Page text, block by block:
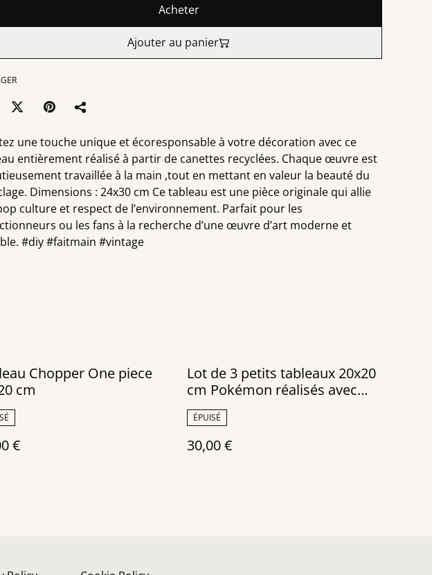
Acheter
Ajouter au panier
une touche unique et écoresponsable à votre décoration avec ce
entièrement réalisé à partir de canettes recyclées. Chaque œuvre est
travaillée à la main ,tout en mettant en valeur la beauté du
Dimensions : 24x30 cm Ce tableau est une pièce originale qui allie
culture et respect de l’environnement. Parfait pour les
ou les fans à la recherche d’une œuvre d’art moderne et
#diy #faitmain #vintage
Chopper One piece
cm
€
Lot de 3 petits tableaux 20x20
cm Pokémon réalisés avec
des canettes recyclées
ÉPUISÉ
30,00 €